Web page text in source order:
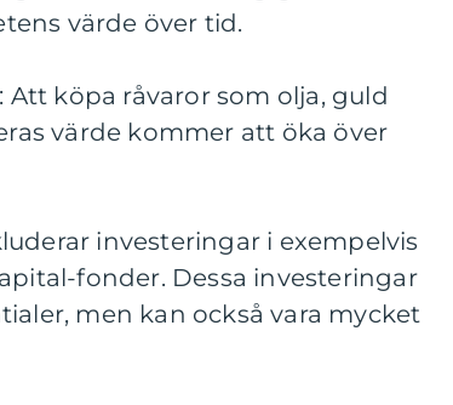
värde över tid.
köpa råvaror som olja, guld
värde kommer att öka över
investeringar i exempelvis
fonder. Dessa investeringar
men kan också vara mycket